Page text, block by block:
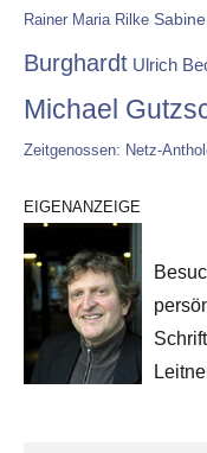
Rainer Maria Rilke
Burghardt Ulrich
Michael
Zeitgenossen: Netz-
EIGENANZEIGE